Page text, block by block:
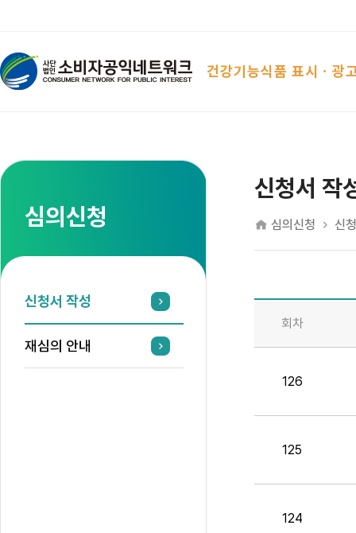
건강기능식품 표시ㆍ광
심의신청
신청서 작성
재심의 안내
신청서 작
심의신청 신
회차
126
125
124